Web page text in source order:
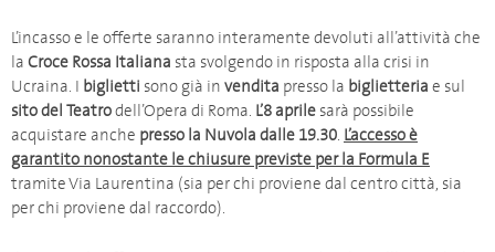
L’incasso e le offerte saranno interamente devoluti all’attività che
la Croce Rossa Italiana sta svolgendo in risposta alla crisi in
Ucraina. I biglietti sono già in vendita presso la biglietteria e sul
sitodel Teatrodell’Opera di Roma. L’8 aprile sarà possibile
acquistare anche presso la Nuvola dalle 19.30. L’accesso è
garantito nonostante le chiusure previste per la Formula E
tramite Via Laurentina (sia per chi proviene dal centro città, sia
per chi proviene dal raccordo).